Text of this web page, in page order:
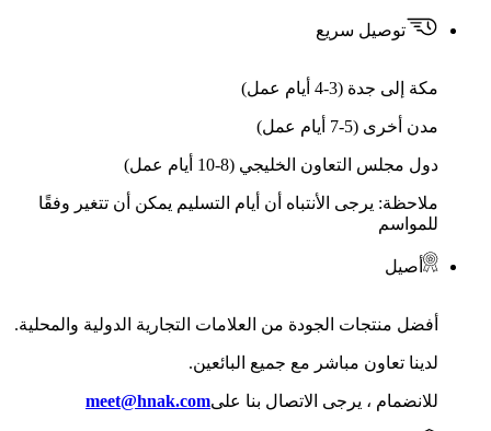
توصيل سريع
مكة إلى جدة (3-4 أيام عمل)
مدن أخرى (5-7 أيام عمل)
دول مجلس التعاون الخليجي (8-10 أيام عمل)
ملاحظة: يرجى الأنتباه أن أيام التسليم يمكن أن تتغير وفقًا
للمواسم
أصيل
أفضل منتجات الجودة من العلامات التجارية الدولية والمحلية.
لدينا تعاون مباشر مع جميع البائعين.
للانضمام ، يرجى الاتصال بنا علىmeet@hnak.com